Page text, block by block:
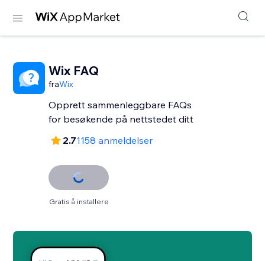
Wix FAQ
fraWix
Opprett sammenleggbare FAQs
for besøkende på nettstedet ditt
2.71158 anmeldelser
Gratis å installere